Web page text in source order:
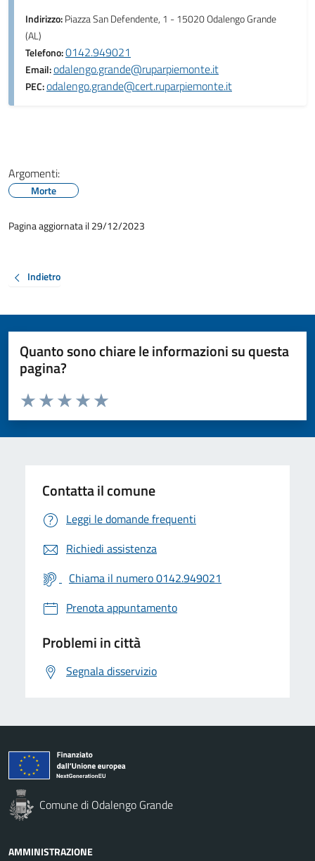
Indirizzo:Piazza San Defendente, 1 - 15020 Odalengo Grande
(AL)
Telefono:0142.949021
Email:odalengo.grande@ruparpiemonte.it
PEC:odalengo.grande@cert.ruparpiemonte.it
Argomenti:
Morte
Pagina aggiornata il 29/12/2023
Indietro
Quanto sono chiare le informazioni su questa
pagina?
Valuta da 1 a 5 stelle la pagina
Valuta 5 stelle su 5
Valuta 4 stelle su 5
Valuta 3 stelle su 5
Valuta 2 stelle su 5
Valuta 1 stelle su 5
Contatta il comune
Leggi le domande frequenti
Richiedi assistenza
Chiama il numero 0142.949021
Prenota appuntamento
Problemi in città
Segnala disservizio
Comune di Odalengo Grande
AMMINISTRAZIONE